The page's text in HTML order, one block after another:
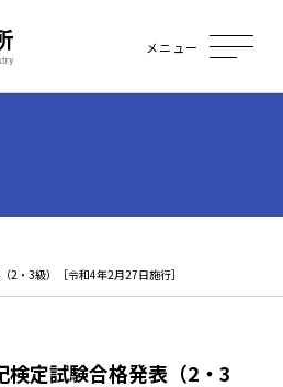
メニュー
・3級）［令和4年2月27日施行］
定試験合格発表（2・3